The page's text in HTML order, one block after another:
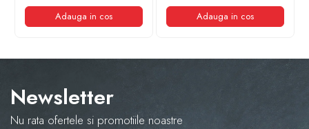
Adauga in cos Adauga in cos
Newsletter
Nu rata ofertele si promotiile noastre